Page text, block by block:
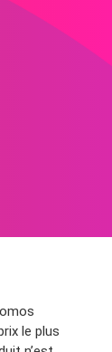
le plus